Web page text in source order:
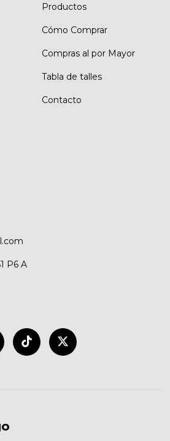
Productos
Cómo Comprar
Compras al por Mayor
Tabla de talles
Contacto
P6 A